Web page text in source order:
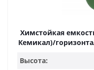
Химстойкая
Кемикал)/
Высота: